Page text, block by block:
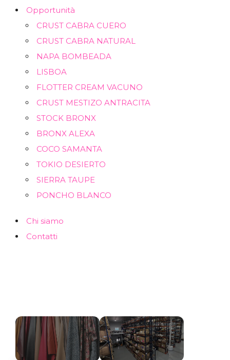
Opportunità
CRUST CABRA CUERO
CRUST CABRA NATURAL
NAPA BOMBEADA
LISBOA
FLOTTER CREAM VACUNO
CRUST MESTIZO ANTRACITA
STOCK BRONX
BRONX ALEXA
COCO SAMANTA
TOKIO DESIERTO
SIERRA TAUPE
PONCHO BLANCO
Chi siamo
Contatti